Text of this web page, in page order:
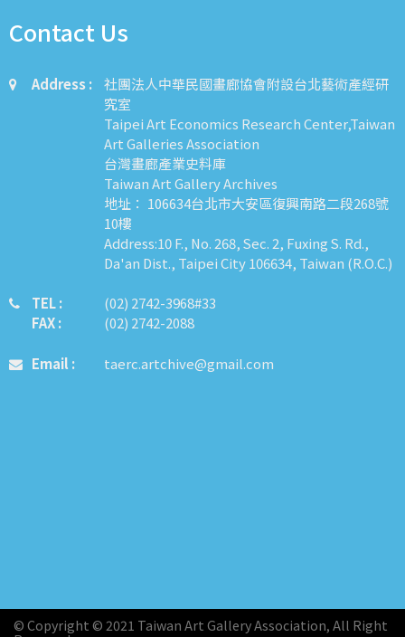
Contact Us
Address :
社團法人中華民國畫廊協會附設台北藝術產經研
究室
Taipei Art Economics Research Center,Taiwan
Art Galleries Association
台灣畫廊產業史料庫
Taiwan Art Gallery Archives
地址： 106634台北市大安區復興南路二段268號
10樓
Address:10 F., No. 268, Sec. 2, Fuxing S. Rd.,
Da'an Dist., Taipei City 106634, Taiwan (R.O.C.)
TEL :
FAX :
​​​​(02) 2742-3968#33
(02) 2742-2088
Email : taerc.artchive@gmail.com
© Copyright © 2021 Taiwan Art Gallery Association, All Right